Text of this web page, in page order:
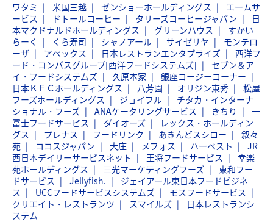
ワタミ 米国三越 ゼンショーホールディングス
エームサ
ービス
ドトールコーヒー タリーズコーヒージャパン
日
本マクドナルドホールディングス
グリーンハウス
すかい
らーく
くら寿司 シャノアール サイゼリヤ
モンテロ
ーザ
アペックス 日本レストランエンタプライズ
西洋フ
ード・コンパスグループ[西洋フードシステムズ]
セブン＆ア
イ・フードシステムズ
久原本家
銀座コージーコーナー
日本ＫＦＣホールディングス
八芳園 オリジン東秀
松屋
フーズホールディングス
ジョイフル
チタカ・インターナ
ショナル・フーズ
ANAケータリングサービス きちり
一
冨士フードサービス
ダイオーズ
レックス・ホールディン
グス
プレナス フードリンク あきんどスシロー
叙々
苑
ココスジャパン 大庄 メフォス ハーベスト
JR
西日本デイリーサービスネット
王将フードサービス
幸楽
苑ホールディングス
三光マーケティングフーズ
東和フー
ドサービス
Jellyfish.
ジェイアール東日本フードビジネ
ス
UCCフードサービスシステムズ
モスフードサービス
クリエイト・レストランツ
スマイルズ
日本レストランシ
ステム